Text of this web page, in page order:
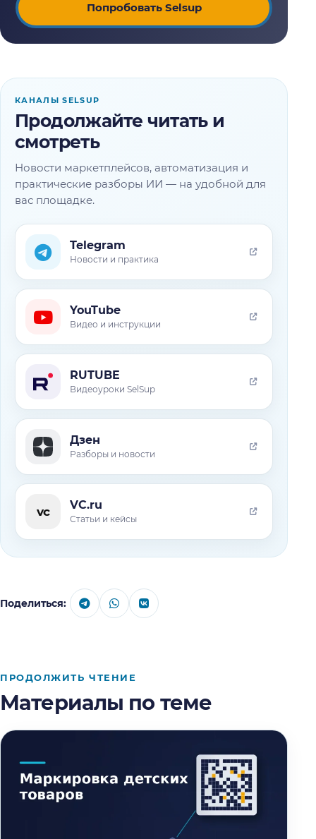
Попробовать Selsup
КАНАЛЫ SELSUP
Продолжайте читать и
смотреть
Новости маркетплейсов, автоматизация и
практические разборы ИИ — на удобной для
вас площадке.
Telegram
Новости и практика
YouTube
Видео и инструкции
RUTUBE
Видеоуроки SelSup
Дзен
Разборы и новости
vc VC.ru
Статьи и кейсы
Поделиться:
ПРОДОЛЖИТЬ ЧТЕНИЕ
Материалы по теме